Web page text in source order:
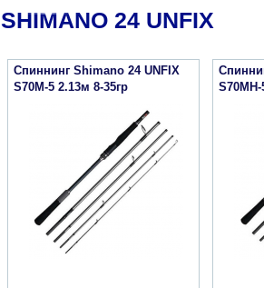
SHIMANO 24 UNFIX
Спиннинг Shimano 24 UNFIX
S70M-5 2.13м 8-35гр